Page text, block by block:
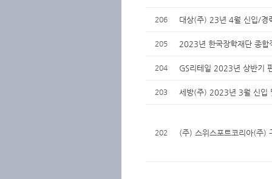
206 대상(주) 23년 4월 신입/경
205 2023년 한국장학재단 종합
204 GS리테일 2023년 상반기
203 세방(주) 2023년 3월 신입
202 (주) 스위스포트코리아(주)